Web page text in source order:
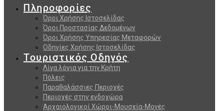
Πληροφορίες
Όροι Χρήσης Ιστοσελίδας
Όροι Προστασίας Δεδομένων
Όροι Χρήσης Υπηρεσίας Μεταφορών
Οδηγίες Χρήσης Ιστοσελίδας
Τουριστικός Οδηγός
Λίγα λόγια για την Κρήτη
Πόλεις
Παραθαλάσσιες Περιοχές
Περιοχές στην ενδοχώρα
Αρχαιολογικοί Χώροι-Μουσεία-Μονές